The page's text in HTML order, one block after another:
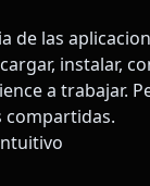
de las
instalar,
a trabajar.